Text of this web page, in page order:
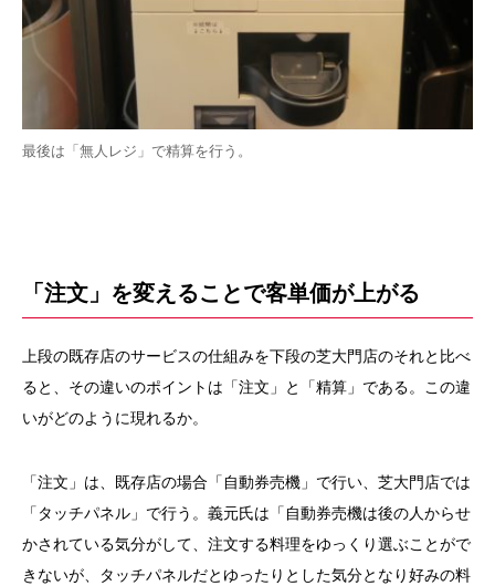
最後は「無人レジ」で精算を行う。
「注文」を変えることで客単価が上がる
上段の既存店のサービスの仕組みを下段の芝大門店のそれと比べ
ると、その違いのポイントは「注文」と「精算」である。この違
いがどのように現れるか。
「注文」は、既存店の場合「自動券売機」で行い、芝大門店では
「タッチパネル」で行う。義元氏は「自動券売機は後の人からせ
かされている気分がして、注文する料理をゆっくり選ぶことがで
きないが、タッチパネルだとゆったりとした気分となり好みの料